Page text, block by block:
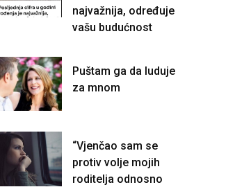
najvažnija, određuje
vašu budućnost
Puštam ga da luduje
za mnom
“Vjenčao sam se
protiv volje mojih
roditelja odnosno